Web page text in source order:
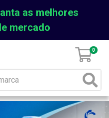
as melhores
mercado
0